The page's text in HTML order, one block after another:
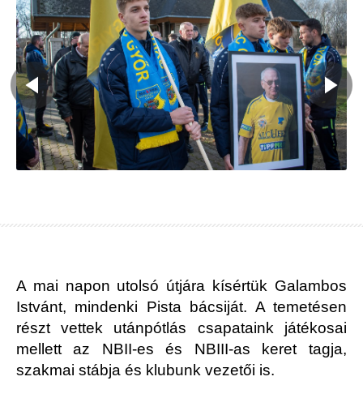
A mai napon utolsó útjára kísértük Galambos
Istvánt, mindenki Pista bácsiját. A temetésen
részt vettek utánpótlás csapataink játékosai
mellett az NBII-es és NBIII-as keret tagja,
szakmai stábja és klubunk vezetői is.